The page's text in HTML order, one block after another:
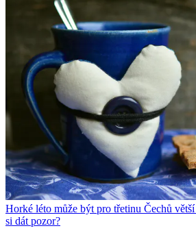
Horké léto může být pro třetinu Čechů
si dát pozor?